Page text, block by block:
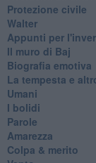
Protezione civile
Walter
Appunti per
Il muro di Baj
Biografia emotiva
La tempesta e
Umani
I bolidi
Parole
Amarezza
Colpa & merito